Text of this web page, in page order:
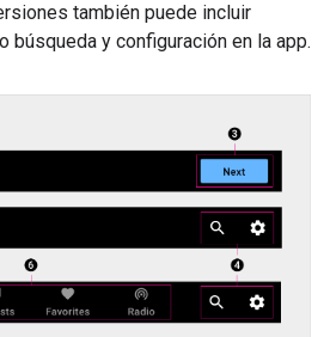
también puede incluir
búsqueda y configuración en la app.